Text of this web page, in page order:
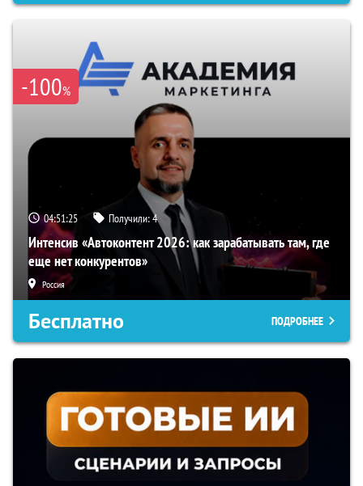
-100%
04:51:24 Получили:4
Интенсив «Автоконтент 2026: как зарабатывать там, где
еще нет конкурентов»
Россия
Бесплатно ПОДРОБНЕЕ